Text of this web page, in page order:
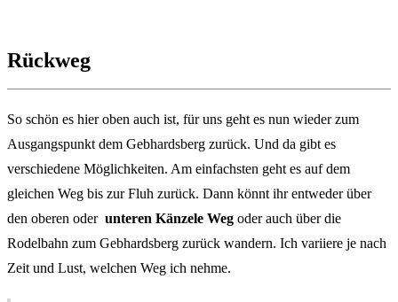
Rückweg
So schön es hier oben auch ist, für uns geht es nun wieder zum
Ausgangspunkt dem Gebhardsberg zurück. Und da gibt es
verschiedene Möglichkeiten. Am einfachsten geht es auf dem
gleichen Weg bis zur Fluh zurück. Dann könnt ihr entweder über
den oberen oder unteren Känzele Weg oder auch über die
Rodelbahn zum Gebhardsberg zurück wandern. Ich variiere je nach
Zeit und Lust, welchen Weg ich nehme.